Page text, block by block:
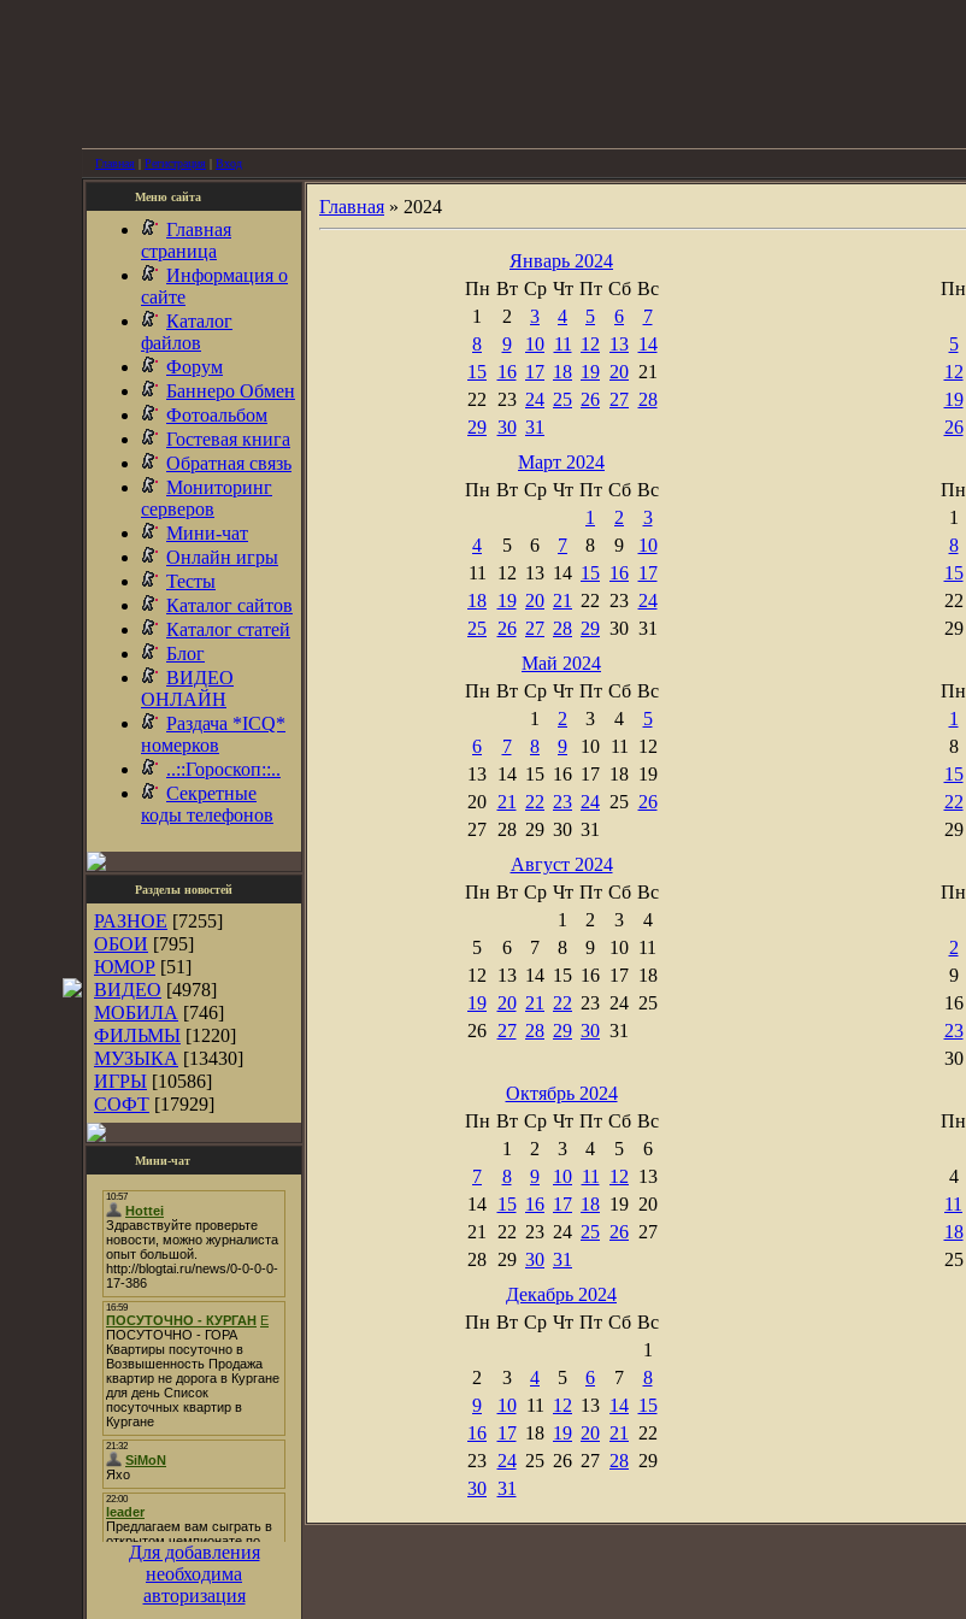
Главная | Регистрация | Вход
Меню сайта
Главная
страница
Информация о
сайте
Каталог
файлов
Форум
Баннеро Обмен
Фотоальбом
Гостевая книга
Обратная связь
Мониторинг
серверов
Мини-чат
Онлайн игры
Тесты
Каталог сайтов
Каталог статей
Блог
ВИДЕО
ОНЛАЙН
Раздача *ICQ*
номерков
..::Гороскоп::..
Секретные
коды телефонов
Разделы новостей
РАЗНОЕ [7255]
ОБОИ [795]
ЮМОР [51]
ВИДЕО [4978]
МОБИЛА [746]
ФИЛЬМЫ [1220]
МУЗЫКА [13430]
ИГРЫ [10586]
СОФТ [17929]
Мини-чат
Для добавления
необходима
авторизация
Главная » 2024
Январь 2024
Пн Вт Ср Чт Пт Сб Вс
1
2 3 4 5 6
7
8
9 10 11 12 13 14
15 16 17 18 19 20 21
22
23 24 25 26 27 28
29 30 31
Пн
5
12
19
26
Март 2024
Пн Вт Ср Чт Пт Сб Вс
1
2
3
4
5 6 7 8 9
10
11
12 13 14 15 16 17
18 19 20 21 22 23 24
25 26 27 28 29 30 31
Пн
1
8
15
22
29
Май 2024
Пн Вт Ср Чт Пт Сб Вс
1
2 3 4
5
6
7 8 9 10 11
12
13 14 15 16 17 18 19
20 21 22 23 24 25 26
27 28 29 30 31
Пн
1
8
15
22
29
Август 2024
Пн Вт Ср Чт Пт Сб Вс
1
2 3
4
5
6 7 8 9 10 11
12
13 14 15 16 17 18
19 20 21 22 23 24 25
26 27 28 29 30 31
Пн
2
9
16
23
30
Октябрь 2024
Пн Вт Ср Чт Пт Сб Вс
1
2 3 4 5
6
7
8 9 10 11 12 13
14 15 16 17 18 19 20
21
22 23 24 25 26 27
28 29 30 31
Пн
4
11
18
25
Декабрь 2024
Пн Вт Ср Чт Пт Сб Вс
1
2
3 4 5 6 7
8
9
10 11 12 13 14 15
16 17 18 19 20 21
22
23 24 25 26 27 28 29
30 31